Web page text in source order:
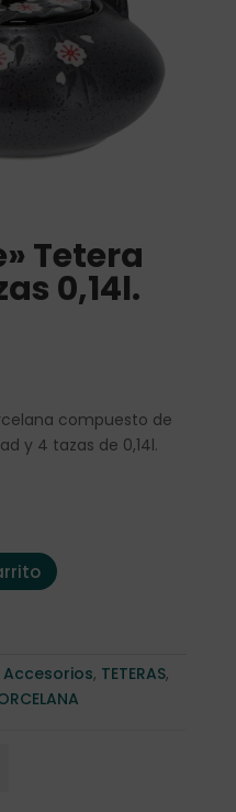
Tetera
0,14l.
compuesto de
y 4 tazas de 0,14l.
4 tazas 0,14l. porcelana
Accesorios, TETERAS,